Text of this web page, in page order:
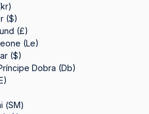
($)
(£)
(Le)
($)
Dobra (Db)
(ЅМ)